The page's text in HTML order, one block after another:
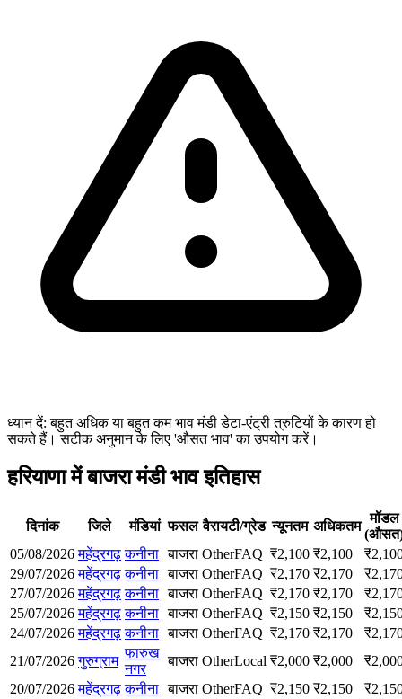
ध्यान दें: बहुत अधिक या बहुत कम भाव मंडी डेटा-एंट्री त्रुटियों के कारण हो
सकते हैं। सटीक अनुमान के लिए 'औसत भाव' का उपयोग करें।
हरियाणा में बाजरा मंडी भाव इतिहास
दिनांक जिले मंडियां फसल वैरायटी/ग्रेड न्यूनतम अधिकतम
मॉडल
05/08/2026 महेंद्रगढ़ कनीना बाजरा OtherFAQ ₹2,100 ₹2,100 ₹
29/07/2026 महेंद्रगढ़ कनीना बाजरा OtherFAQ ₹2,170 ₹2,170 ₹
27/07/2026 महेंद्रगढ़ कनीना बाजरा OtherFAQ ₹2,170 ₹2,170 ₹
25/07/2026 महेंद्रगढ़ कनीना बाजरा OtherFAQ ₹2,150 ₹2,150 ₹
24/07/2026 महेंद्रगढ़ कनीना बाजरा OtherFAQ ₹2,170 ₹2,170 ₹
21/07/2026 गुरुग्राम
फारुख
नगर
बाजरा OtherLocal ₹2,000 ₹2,000 ₹
20/07/2026 महेंद्रगढ़ कनीना बाजरा OtherFAQ ₹2,150 ₹2,150 ₹